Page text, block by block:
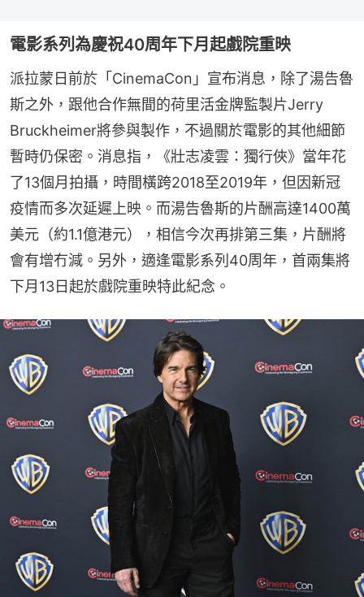
電影系列為慶祝40周年下月起戲院重映
派拉蒙日前於「CinemaCon」宣布消息，除了湯告魯
斯之外，跟他合作無間的荷里活金牌監製片Jerry
Bruckheimer將參與製作，不過關於電影的其他細節
暫時仍保密。消息指，《壯志凌雲：獨行俠》當年花
了13個月拍攝，時間橫跨2018至2019年，但因新冠
疫情而多次延遲上映。而湯告魯斯的片酬高達1400萬
美元（約1.1億港元），相信今次再排第三集，片酬將
會有增冇減。另外，適逢電影系列40周年，首兩集將
下月13日起於戲院重映特此紀念。